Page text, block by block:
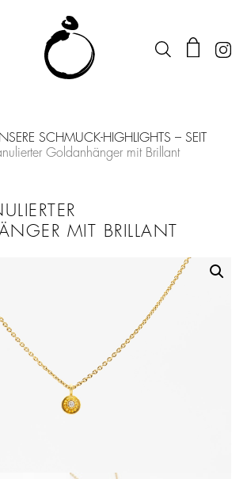
SCHMUCK-HIGHLIGHTS – SEIT
Goldanhänger mit Brillant
MIT BRILLANT